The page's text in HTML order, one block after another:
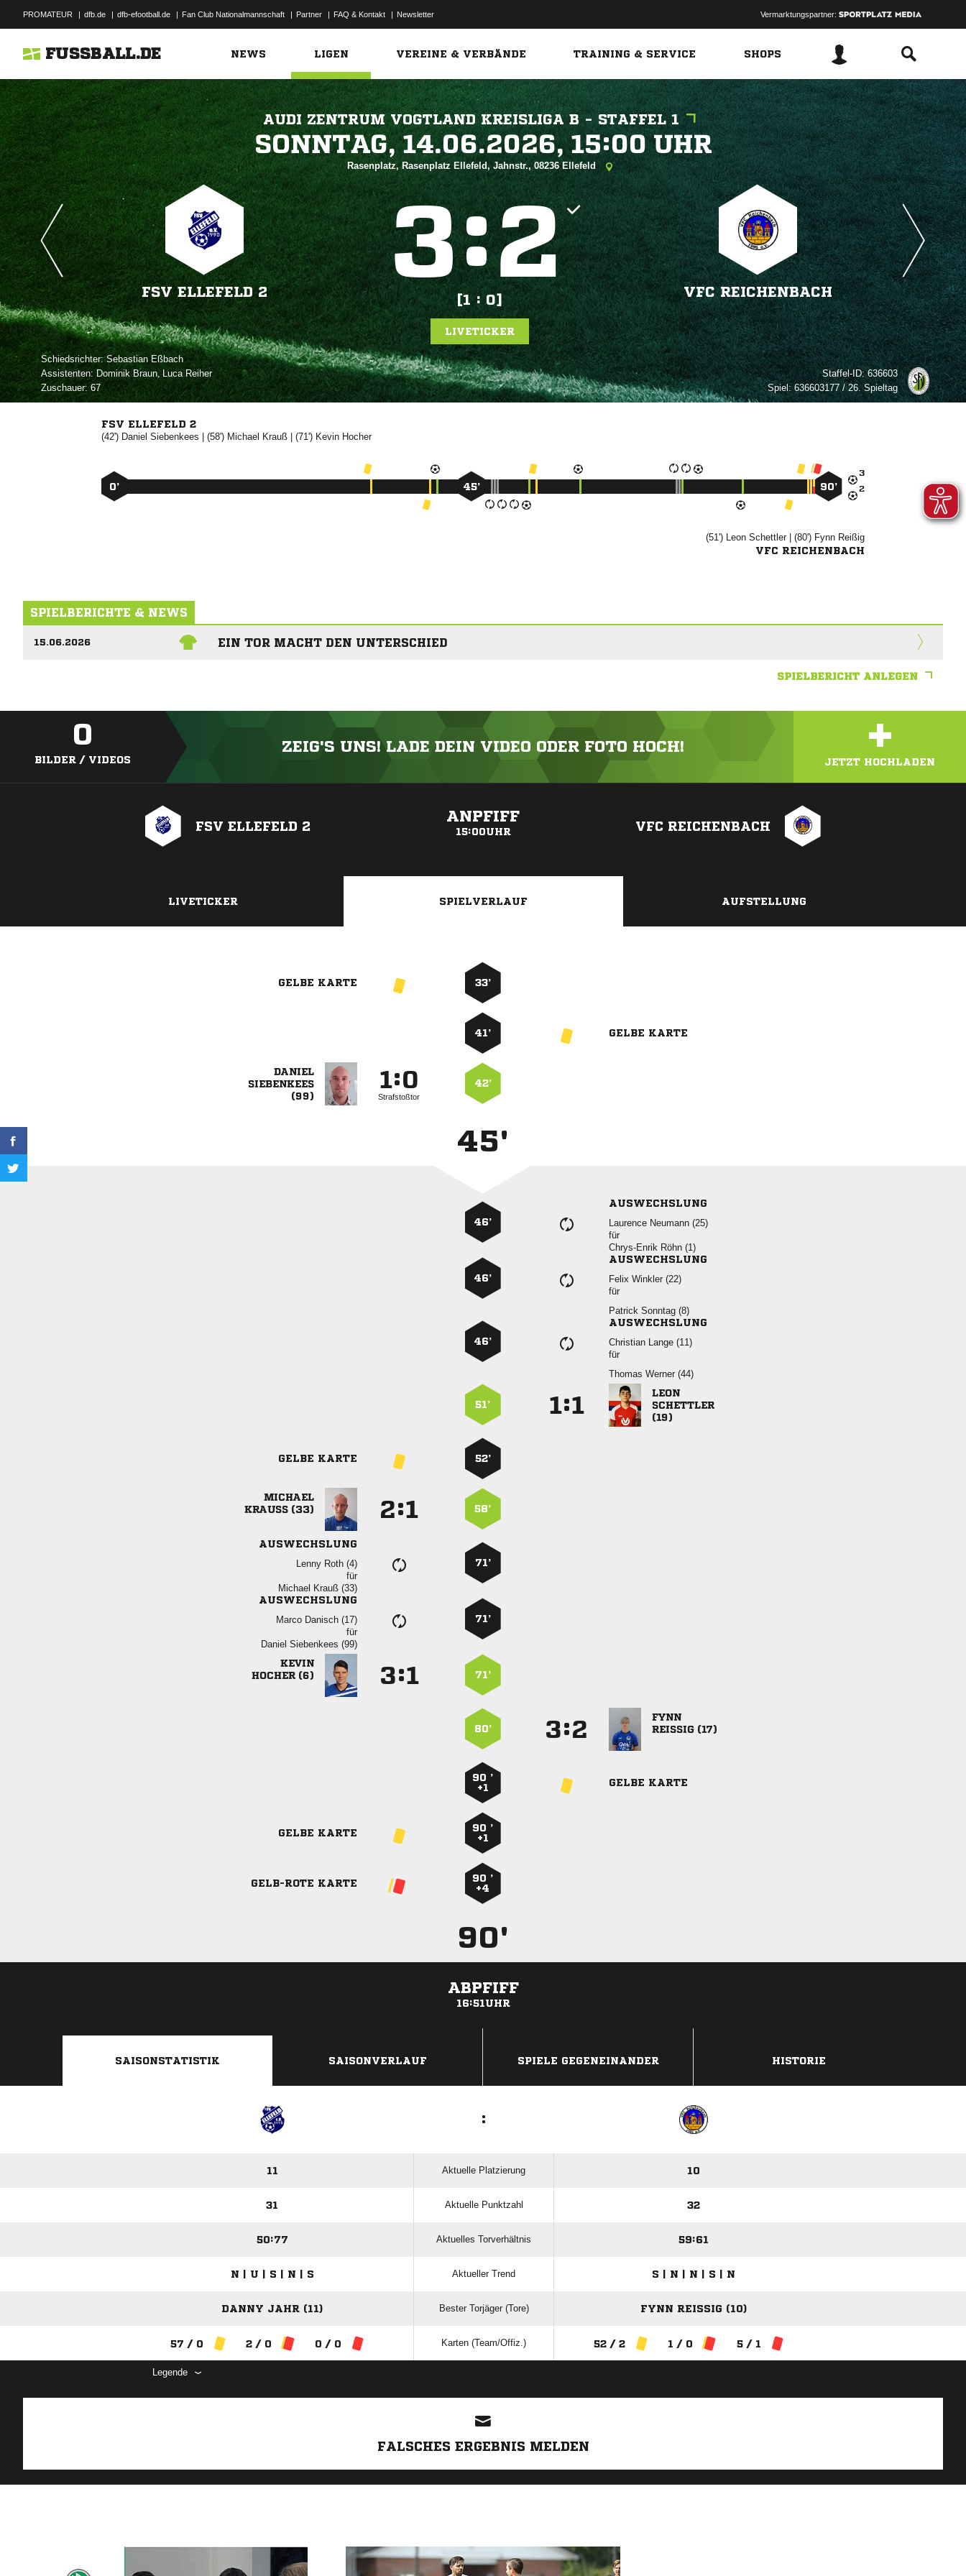
PROMATEUR | dfb.de | dfb-efootball.de | Fan Club Nationalmannschaft | Partner | FAQ & Kontakt | Newsletter Vermarktungspartner:
FUSSBALL.DE NEWS LIGEN VEREINE & VERBÄNDE TRAINING & SERVICE SHOPS
AUDI ZENTRUM VOGTLAND KREISLIGA B - STAFFEL 1
   
Rasenplatz, Rasenplatz Ellefeld, Jahnstr., 08236 Ellefeld
FSV ELLEFELD 2
:
[1 : 0]
VFC REICHENBACH
LIVETICKER
Schiedsrichter: 
Assistenten: ,  
Zuschauer:67
Staffel-ID:636603
Spiel:636603177 / 26. Spieltag
FSV ELLEFELD 2
(42')   | (58')  | (71') 


0’ 45’ 90’
(51')  | (80')  
VFC REICHENBACH
SPIELBERICHTE & NEWS
15.06.2026 EIN TOR MACHT DEN UNTERSCHIED
SPIELBERICHT ANLEGEN
0
BILDER / VIDEOS
ZEIG'S UNS! LADE DEIN VIDEO ODER FOTO HOCH! +
JETZT HOCHLADEN
FSV ELLEFELD 2
ANPFIFF
15:00UHR VFC REICHENBACH
LIVETICKER SPIELVERLAUF AUFSTELLUNG
GELBE KARTE 33’
41’ GELBE KARTE



:
Strafstoßtor
42’
45'
46’
AUSWECHSLUNG
  
für
  
46’
AUSWECHSLUNG
  
für
  
46’
AUSWECHSLUNG
  
für
  
51’ :



GELBE KARTE 52’

 
: 58’
AUSWECHSLUNG
  
für
  
71’
AUSWECHSLUNG
  
für
  
71’

 
: 71’
80’ :

 
90 ’
+1
GELBE KARTE
GELBE KARTE
90 ’
+1
GELB-ROTE KARTE
90 ’
+4
90'
ABPFIFF
16:51UHR
SAISONSTATISTIK SAISONVERLAUF SPIELE GEGENEINANDER HISTORIE
:
11 Aktuelle Platzierung 10
31 Aktuelle Punktzahl 32
50:77 Aktuelles Torverhältnis 59:61
N | U | S | N | S Aktueller Trend S | N | N | S | N
DANNY JAHR (11) Bester Torjäger (Tore) FYNN REISSIG (10)
57 / 0 2 / 0 0 / 0 Karten (Team/Offiz.) 52 / 2 1 / 0 5 / 1
Legende
FALSCHES ERGEBNIS MELDEN